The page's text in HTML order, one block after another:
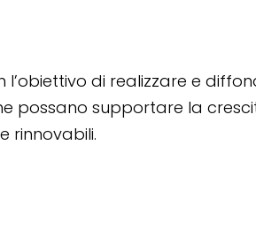
l’obiettivo di realizzare e
possano supportare la
rinnovabili.